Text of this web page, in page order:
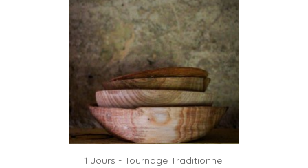
1 Jours - Tournage Traditionnel